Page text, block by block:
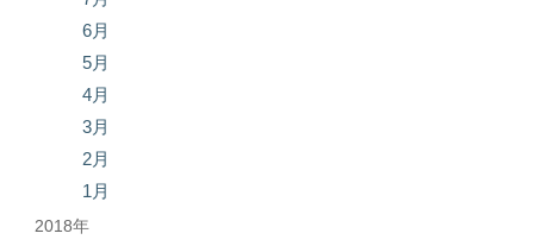
6月
5月
4月
3月
2月
1月
2018年